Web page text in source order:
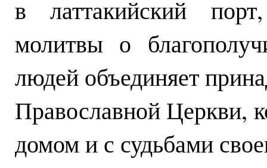
в латтакийский
молитвы о
людей объединяет
Православной Церкви,
домом и с судьбами